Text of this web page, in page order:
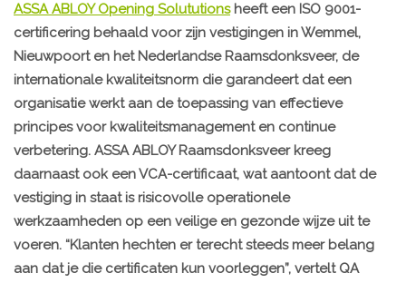
ASSA ABLOY Opening Solututionsheeft een ISO 9001-
certificering behaald voor zijn vestigingen in Wemmel,
Nieuwpoort en het Nederlandse Raamsdonksveer, de
internationale kwaliteitsnorm die garandeert dat een
organisatie werkt aan de toepassing van effectieve
principes voor kwaliteitsmanagement en continue
verbetering. ASSA ABLOY Raamsdonksveer kreeg
daarnaast ook een VCA-certificaat, wat aantoont dat de
vestiging in staat is risicovolle operationele
werkzaamheden op een veilige en gezonde wijze uit te
voeren. “Klanten hechten er terecht steeds meer belang
aan dat je die certificaten kun voorleggen”, vertelt QA